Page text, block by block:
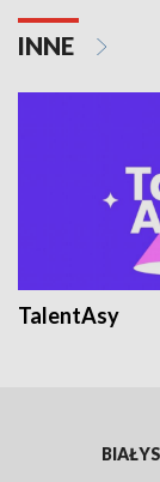
INNE
TalentAsy